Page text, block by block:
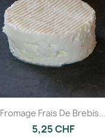
Fromage Frais De Brebis...
5,25 CHF